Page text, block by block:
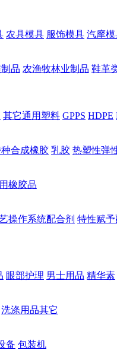
农具模具 服饰模具 汽摩模
品 农渔牧林业制品 鞋革
其它通用塑料 GPPS HDPE
合成橡胶 乳胶 热塑性弹
橡胶品
操作系统配合剂 特性赋予
眼部护理 男士用品 精华素
洗涤用品其它
备 包装机